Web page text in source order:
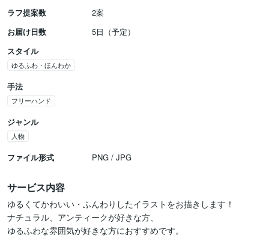
ラフ提案数
2案
お届け日数
5日（予定）
スタイル
ゆるふわ・ほんわか
手法
フリーハンド
ジャンル
人物
ファイル形式 PNG / JPG
サービス内容
ゆるくてかわいい・ふんわりしたイラストをお描きします！
ナチュラル、アンティークが好きな方、
ゆるふわな雰囲気が好きな方におすすめです。